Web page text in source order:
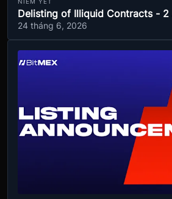
Delisting of Illiquid Contracts - 2
24 tháng 6, 2026